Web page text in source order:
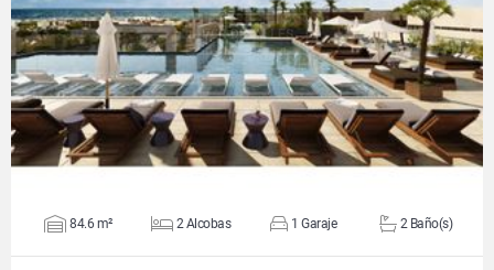
VER DETALLES
84.6 m² 2 Alcobas 1 Garaje 2 Baño(s)